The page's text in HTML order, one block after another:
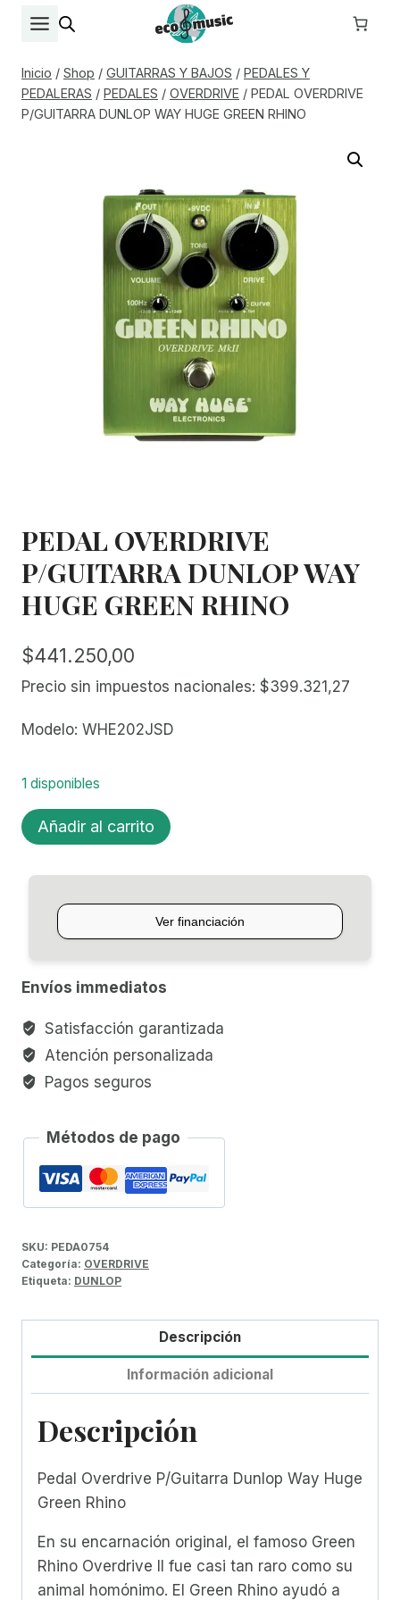
Inicio / Shop / GUITARRAS Y BAJOS / PEDALES Y
PEDALERAS / PEDALES / OVERDRIVE / PEDAL OVERDRIVE
P/GUITARRA DUNLOP WAY HUGE GREEN RHINO
PEDAL OVERDRIVE
P/GUITARRA DUNLOP WAY
HUGE GREEN RHINO
$441.250,00
Precio sin impuestos nacionales: $399.321,27
Modelo: WHE202JSD
1 disponibles
PEDAL
OVERDRIVE
HUGE
GREEN
RHINO
Añadir al carrito
Envíos immediatos
Satisfacción garantizada
Atención personalizada
Pagos seguros
Métodos de pago
SKU: PEDA0754
Categoría: OVERDRIVE
Etiqueta: DUNLOP
Descripción
Información adicional
Descripción
Pedal Overdrive P/Guitarra Dunlop Way Huge
Green Rhino
En su encarnación original, el famoso Green
Rhino Overdrive II fue casi tan raro como su
animal homónimo. El Green Rhino ayudó a